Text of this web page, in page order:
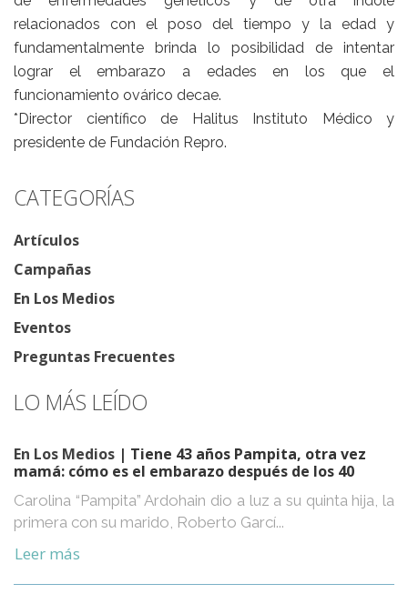
relacionados con el poso del tiempo y la edad y
fundamentalmente brinda lo posibilidad de intentar
lograr el embarazo a edades en los que el
funcionamiento ovárico decae.
*Director científico de Halitus Instituto Médico y
presidente de Fundación Repro.
CATEGORÍAS
Artículos
Campañas
En Los Medios
Eventos
Preguntas Frecuentes
LO MÁS LEÍDO
En Los Medios | Tiene 43 años Pampita, otra vez
mamá: cómo es el embarazo después de los 40
Carolina “Pampita” Ardohain dio a luz a su quinta hija, la
primera con su marido, Roberto Garcí...
Leer más